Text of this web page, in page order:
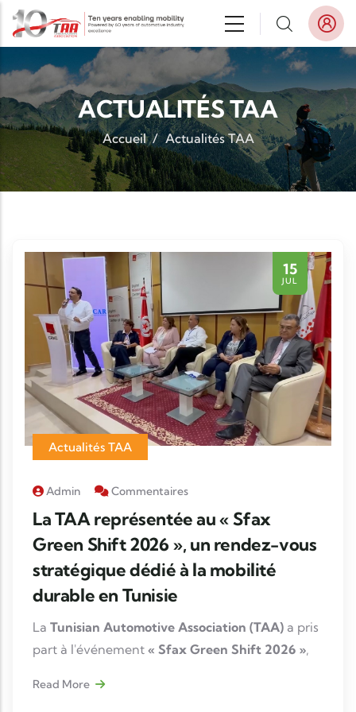
Aller au contenu principal
ACTUALITÉS TAA
Accueil / Actualités TAA
15
JUL
Actualités TAA
Admin Commentaires
La TAA représentée au « Sfax
Green Shift 2026 », un rendez-vous
stratégique dédié à la mobilité
durable en Tunisie
La Tunisian Automotive Association (TAA) a pris
part à l'événement « Sfax Green Shift 2026 »,
participation de sa Directrice Générale,
Read More